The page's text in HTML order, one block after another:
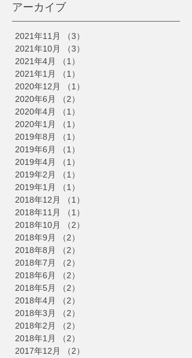
アーカイブ
2021年11月 （3）
2021年10月
（3）
2021年4月
（1）
2021年1月
（1）
2020年12月
（1）
2020年6月
（2）
2020年4月
（1）
2020年1月
（1）
2019年8月
（1）
2019年6月
（1）
2019年4月
（1）
2019年2月
（1）
2019年1月
（1）
2018年12月
（1）
2018年11月
（1）
2018年10月
（2）
2018年9月
（2）
2018年8月
（2）
2018年7月
（2）
2018年6月
（2）
2018年5月
（2）
2018年4月
（2）
2018年3月
（2）
2018年2月
（2）
2018年1月
（2）
2017年12月
（2）